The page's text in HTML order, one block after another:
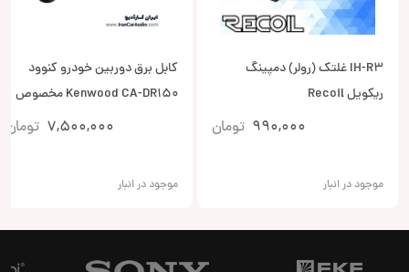
IH-R3 غلتک (رولر) دمپینگ
ریکویل Recoil
990,000 تومان
موجود در انبار
کابل برق دوربین خودرو کنوود
Kenwood CA-DR150 مخصوص
7,500,000 تومان
موجود در انبار